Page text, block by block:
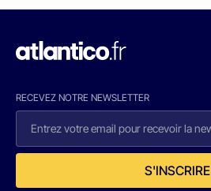
RECEVEZ NOTRE NEWSLETTER
S'INSCRIRE